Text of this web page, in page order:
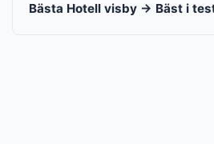
Bästa Hotell visby → Bäst i